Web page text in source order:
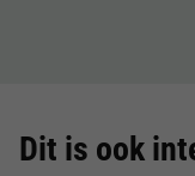
Dit is ook